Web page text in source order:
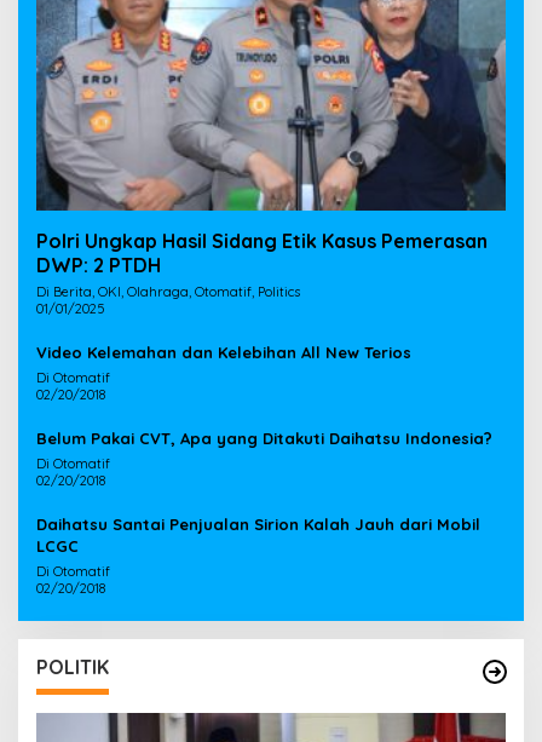
Polri Ungkap Hasil Sidang Etik Kasus Pemerasan
DWP: 2 PTDH
Di Berita, OKI, Olahraga, Otomatif, Politics
01/01/2025
Video Kelemahan dan Kelebihan All New Terios
Di Otomatif
02/20/2018
Belum Pakai CVT, Apa yang Ditakuti Daihatsu Indonesia?
Di Otomatif
02/20/2018
Daihatsu Santai Penjualan Sirion Kalah Jauh dari Mobil
LCGC
Di Otomatif
02/20/2018
POLITIK